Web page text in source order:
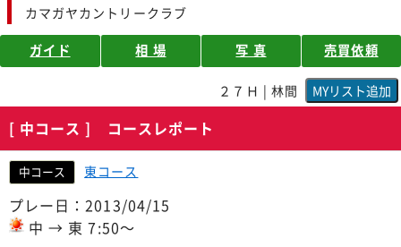
カマガヤカントリークラブ
ガイド 相 場 写 真 売買依頼
２７Ｈ | 林間
[ 中コース ] コースレポート
中コース 東コース
プレー日：2013/04/15
中 → 東 7:50～